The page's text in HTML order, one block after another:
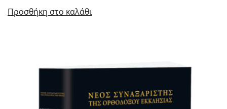
Προσθήκη στο καλάθι